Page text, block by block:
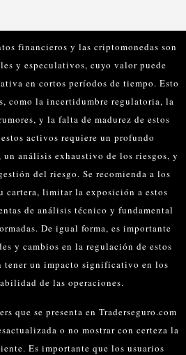
financieros y las criptomonedas son
y especulativos, cuyo valor puede
en cortos períodos de tiempo. Esto
como la incertidumbre regulatoria, la
y la falta de madurez de estos
activos requiere un profundo
análisis exhaustivo de los riesgos, y
del riesgo. Se recomienda a los
cartera, limitar la exposición a estos
de análisis técnico y fundamental
De igual forma, es importante
y cambios en la regulación de estos
tener un impacto significativo en los
de las operaciones.
que se presenta en Traderseguro.com
o no mostrar con certeza la
Es importante que los usuarios